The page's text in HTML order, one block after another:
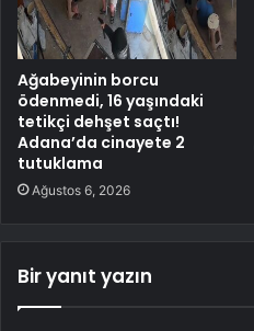
Ağabeyinin borcu
ödenmedi, 16 yaşındaki
tetikçi dehşet saçtı!
Adana’da cinayete 2
tutuklama
Ağustos 6, 2026
Bir yanıt yazın